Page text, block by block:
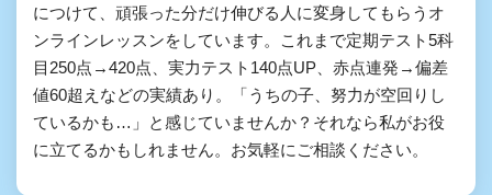
につけて、頑張った分だけ伸びる人に変身してもらうオ
ンラインレッスンをしています。これまで定期テスト5科
目250点→420点、実力テスト140点UP、赤点連発→偏差
値60超えなどの実績あり。「うちの子、努力が空回りし
ているかも…」と感じていませんか？それなら私がお役
に立てるかもしれません。お気軽にご相談ください。